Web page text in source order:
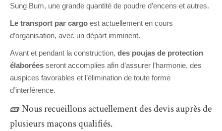
Sung Bum, une grande quantité de poudre d’encens et autres.
Le transport par cargo est actuellement en cours
d’organisation, avec un départ imminent.
Avant et pendant la construction, des poujas de protection
élaborées seront accomplies afin d’assurer l’harmonie, des
auspices favorables et l’élimination de toute forme
d’interférence.
🧱Nous recueillons actuellement des devis auprès de
plusieurs maçons qualifiés.